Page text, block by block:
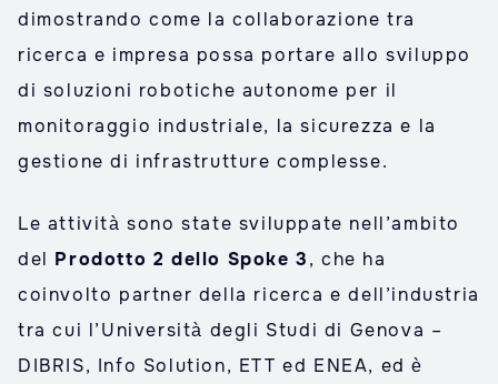
dimostrando come la collaborazione tra
ricerca e impresa possa portare allo sviluppo
di soluzioni robotiche autonome per il
monitoraggio industriale, la sicurezza e la
gestione di infrastrutture complesse.
Le attività sono state sviluppate nell’ambito
del Prodotto 2 dello Spoke 3, che ha
coinvolto partner della ricerca e dell’industria
tra cui l’Università degli Studi di Genova –
DIBRIS, Info Solution, ETT ed ENEA, ed è